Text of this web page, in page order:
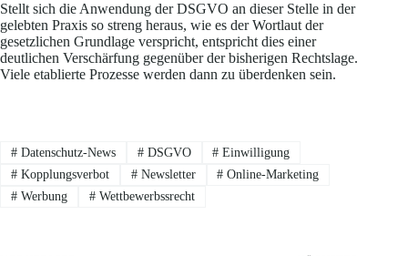
Stellt sich die Anwendung der DSGVO an dieser Stelle in der
gelebten Praxis so streng heraus, wie es der Wortlaut der
gesetzlichen Grundlage verspricht, entspricht dies einer
deutlichen Verschärfung gegenüber der bisherigen Rechtslage.
Viele etablierte Prozesse werden dann zu überdenken sein.
#Datenschutz-News #DSGVO # Einwilligung
#Kopplungsverbot #Newsletter # Online-Marketing
#Werbung #Wettbewerbssrecht